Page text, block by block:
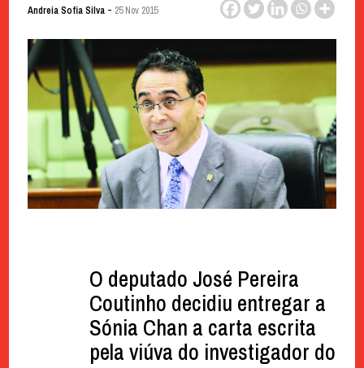
Andreia Sofia Silva- 25 Nov 2015
O deputado José Pereira
Coutinho decidiu entregar a
Sónia Chan a carta escrita
pela viúva do investigador do